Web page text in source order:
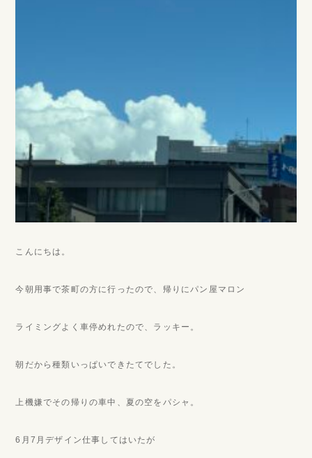
こんにちは。
今朝用事で茶町の方に行ったので、帰りにパン屋マロン
ライミングよく車停めれたので、ラッキー。
朝だから種類いっぱいできたてでした。
上機嫌でその帰りの車中、夏の空をパシャ。
6月7月デザイン仕事してはいたが